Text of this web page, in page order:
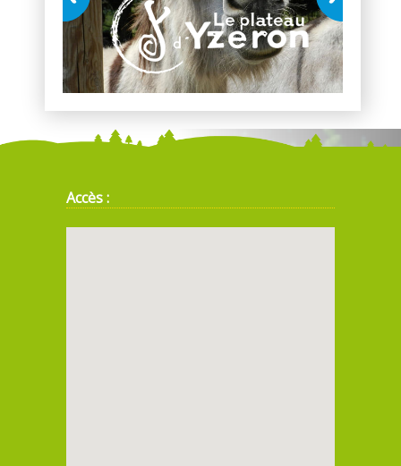
Accès :